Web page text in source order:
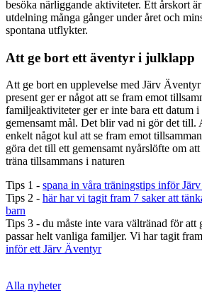
besöka närliggande aktiviteter. Ett årskort
utdelning många gånger under året och
spontana utflykter.
Att ge bort ett äventyr i julklapp
Att ge bort en upplevelse med Järv
present ger er något att se fram emot
familjeaktiviteter ger er inte bara ett datum
gemensamt mål. Det blir vad ni gör det till.
enkelt något kul att se fram emot
göra det till ett gemensamt nyårslöfte om
träna tillsammans i naturen
Tips 1 - spana in våra träningstips inför
Tips 2 - här har vi tagit fram 7 saker att
barn
Tips 3 - du måste inte vara vältränad för att
passar helt vanliga familjer. Vi har tagit fram
inför ett Järv Äventyr
Alla nyheter